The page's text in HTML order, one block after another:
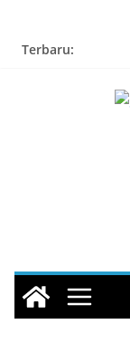
Terbaru: